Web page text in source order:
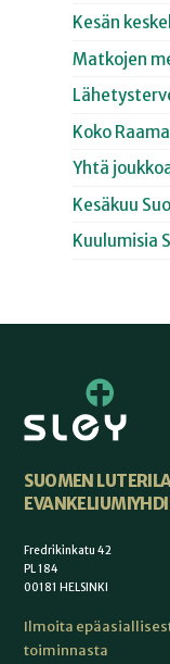
Kesän
Matkojen
Koko
Yhtä
Kesäkuu
Kuulumisia
SUOMEN
Fredrikinkatu 42
PL 184
00181 HELSINKI
Ilmoita
toiminnasta